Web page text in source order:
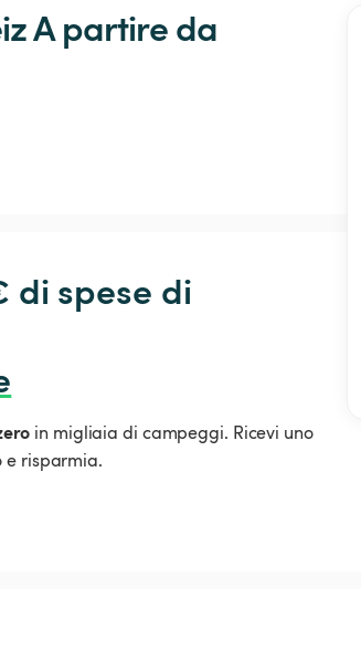
A partire da
di spese di
in migliaia di campeggi. Ricevi uno
e risparmia.